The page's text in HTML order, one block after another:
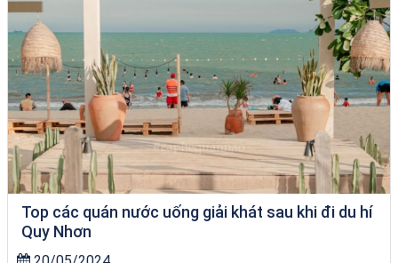
Top các quán nước uống giải khát sau khi đi du hí
Quy Nhơn